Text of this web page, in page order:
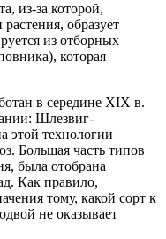
из-за которой,
образует
из отборных
которая
в середине XIX в.
Шлезвиг-
этой технологии
Большая часть типов
была отобрана
Как правило,
тому, какой сорт к
не оказывает